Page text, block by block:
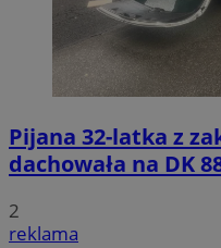
Pijana 32-latka z
dachowała na DK
2
reklama